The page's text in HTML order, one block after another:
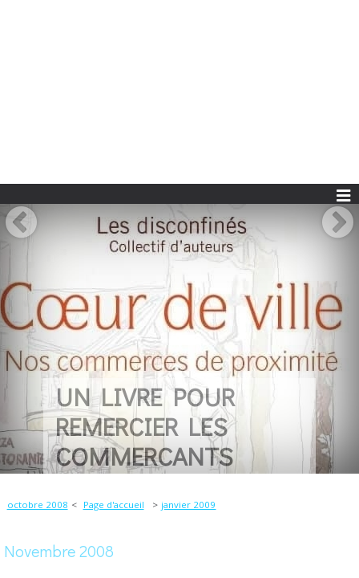
UN LIVRE POUR
REMERCIER LES
COMMERCANTS
octobre 2008 Page d'accueil janvier 2009
Novembre 2008